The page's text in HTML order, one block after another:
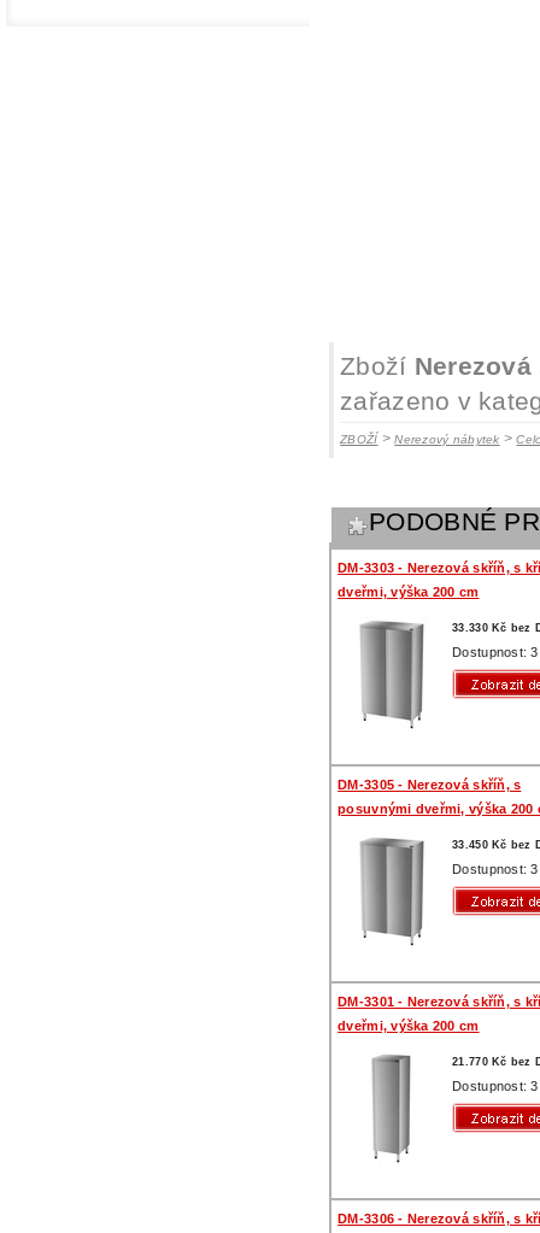
Zboží
zařazeno v
ZBOŽÍ>Nerezový nábytek >
PODOBNÉ
DM-3303 - Nerezová skříň, s
dveřmi, výška 200 cm
33.330 Kč bez
Dostupnost:
DM-3305 - Nerezová skříň, s
posuvnými dveřmi, výška 200
33.450 Kč bez
Dostupnost:
DM-3301 - Nerezová skříň, s
dveřmi, výška 200 cm
21.770 Kč bez
Dostupnost:
DM-3306 - Nerezová skříň, s